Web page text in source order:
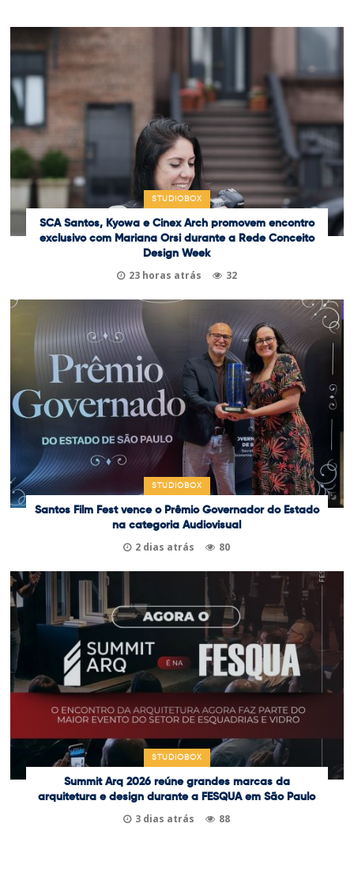
STUDIOBOX
SCA Santos, Kyowa e Cinex Arch promovem encontro
exclusivo com Mariana Orsi durante a Rede Conceito
Design Week
23 horas atrás 32
STUDIOBOX
Santos Film Fest vence o Prêmio Governador do Estado
na categoria Audiovisual
2 dias atrás 80
STUDIOBOX
Summit Arq 2026 reúne grandes marcas da
arquitetura e design durante a FESQUA em São Paulo
3 dias atrás 88